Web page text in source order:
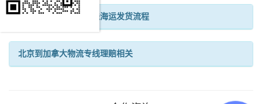
北京到加拿大物流专线海运发货流程
北京到加拿大物流专线理赔相关